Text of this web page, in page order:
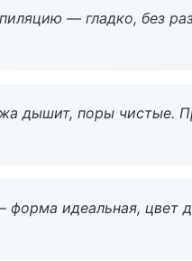
— гладко, без
дышит, поры чистые.
идеальная, цвет